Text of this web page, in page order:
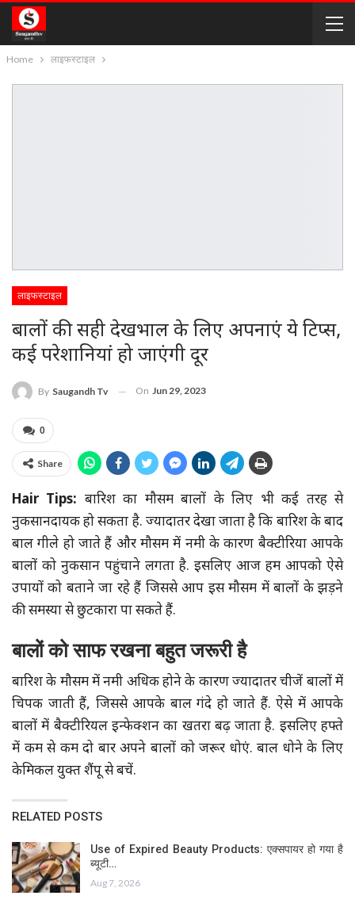
Home लाइफस्टाइल
लाइफस्टाइल
बालों की सही देखभाल के लिए अपनाएं ये टिप्स,
कई परेशानियां हो जाएंगी दूर
By Saugandh Tv On Jun 29, 2023
0
Share
Hair Tips: बारिश का मौसम बालों के लिए भी कई तरह से
नुकसानदायक हो सकता है. ज्यादातर देखा जाता है कि बारिश के बाद
बाल गीले हो जाते हैं और मौसम में नमी के कारण बैक्टीरिया आपके
बालों को नुकसान पहुंचाने लगता है. इसलिए आज हम आपको ऐसे
उपायों को बताने जा रहे हैं जिससे आप इस मौसम में बालों के झड़ने
की समस्या से छुटकारा पा सकते हैं.
बालों को साफ रखना बहुत जरूरी है
बारिश के मौसम में नमी अधिक होने के कारण ज्यादातर चीजें बालों में
चिपक जाती हैं, जिससे आपके बाल गंदे हो जाते हैं. ऐसे में आपके
बालों में बैक्टीरियल इन्फेक्शन का खतरा बढ़ जाता है. इसलिए हफ्ते
में कम से कम दो बार अपने बालों को जरूर धोएं. बाल धोने के लिए
केमिकल युक्त शैंपू से बचें.
RELATED POSTS
Use of Expired Beauty Products: एक्सपायर हो गया है
ब्यूटी…
Aug 7, 2026